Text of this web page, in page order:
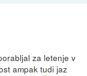
za letenje v
ampak tudi jaz